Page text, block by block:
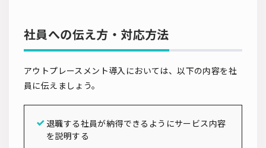
社員への伝え方・対応方法
アウトプレースメント導入においては、以下の内容を社
員に伝えましょう。
退職する社員が納得できるようにサービス内容
を説明する